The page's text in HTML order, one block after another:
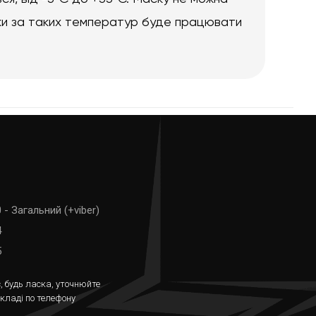
за таких температур буде працювати
Загальний (+viber)
будь ласка, уточнюйте
по телефону